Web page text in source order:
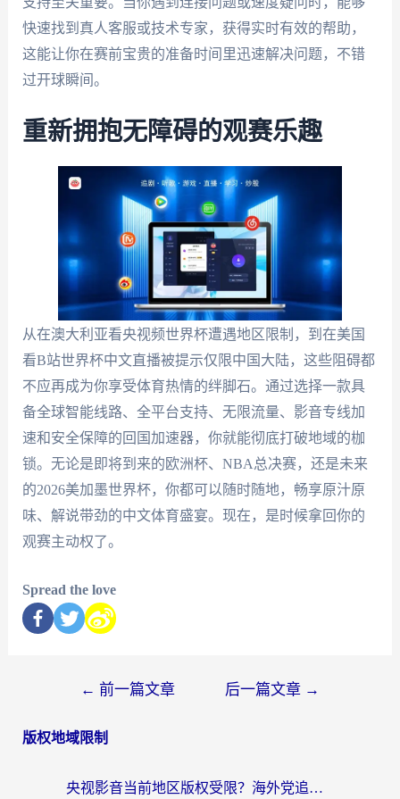
快速找到真人客服或技术专家，获得实时有效的帮助，
这能让你在赛前宝贵的准备时间里迅速解决问题，不错
过开球瞬间。
重新拥抱无障碍的观赛乐趣
从在澳大利亚看央视频世界杯遭遇地区限制，到在美国
看B站世界杯中文直播被提示仅限中国大陆，这些阻碍都
不应再成为你享受体育热情的绊脚石。通过选择一款具
备全球智能线路、全平台支持、无限流量、影音专线加
速和安全保障的回国加速器，你就能彻底打破地域的枷
锁。无论是即将到来的欧洲杯、NBA总决赛，还是未来
的2026美加墨世界杯，你都可以随时随地，畅享原汁原
味、解说带劲的中文体育盛宴。现在，是时候拿回你的
观赛主动权了。
Spread the love
← 前一篇文章 后一篇文章 →
版权地域限制
央视影音当前地区版权受限？海外党追剧看片的终极解决方案来了